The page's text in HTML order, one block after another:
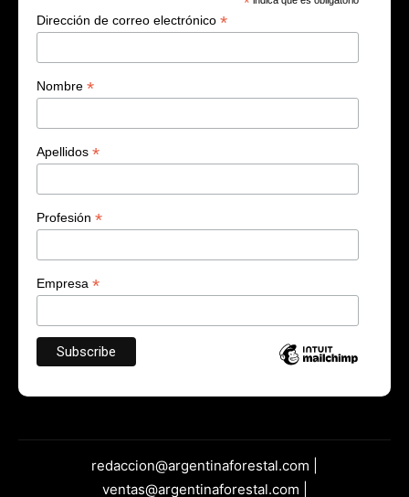
Dirección de correo electrónico *
Nombre *
Apellidos *
Profesión *
Empresa *
redaccion@argentinaforestal.com |
ventas@argentinaforestal.com |